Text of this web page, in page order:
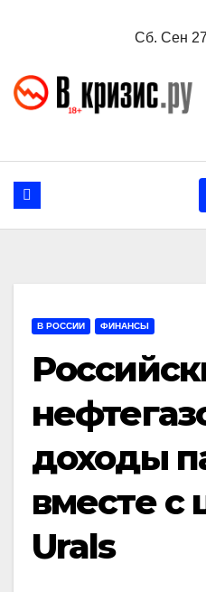
Сб. Сен
В РОССИИ ФИНАНСЫ
доходы
вместе с
Urals